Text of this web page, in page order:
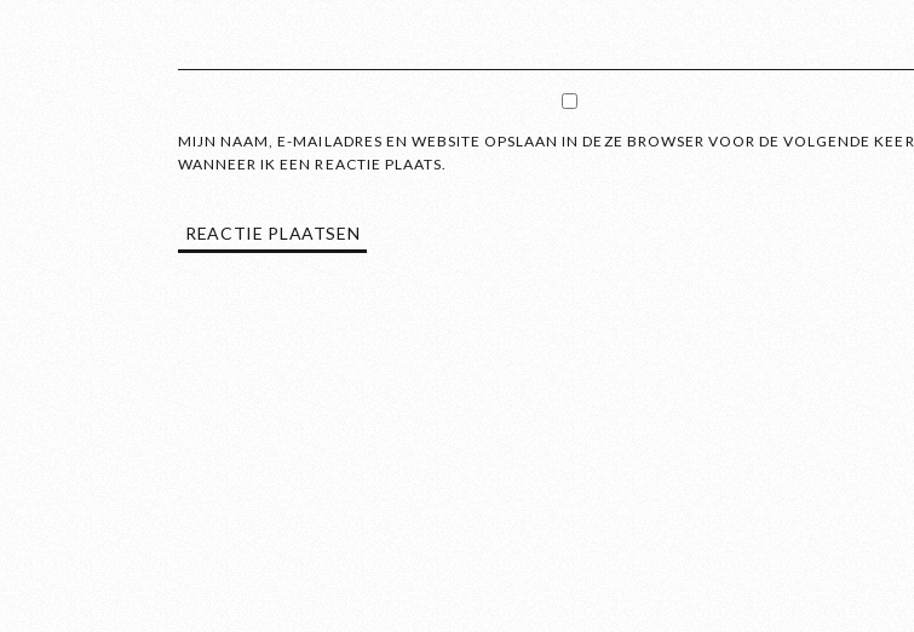
MIJN NAAM, E-MAILADRES EN WEBSITE OPSLAAN IN DEZE BROWSER VOOR DE VOLGENDE KEER
WANNEER IK EEN REACTIE PLAATS.